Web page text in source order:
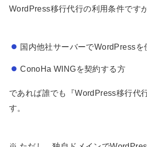
WordPress移行代行の利用条件ですが
国内他社サーバーでWordPressを
ConoHa WINGを契約する方
であれば誰でも『WordPress移行代
す。